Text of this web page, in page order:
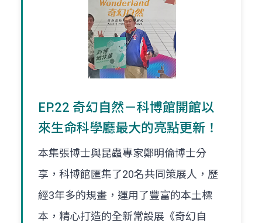
EP.22 奇幻自然－科博館開館以
來生命科學廳最大的亮點更新！
本集張博士與昆蟲專家鄭明倫博士分
享，科博館匯集了20名共同策展人，歷
經3年多的規畫，運用了豐富的本土標
本，精心打造的全新常設展《奇幻自